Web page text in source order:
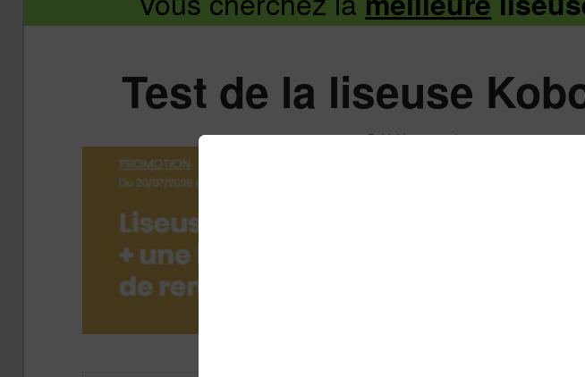
Test de la liseuse
Publié le29 octobre 2021